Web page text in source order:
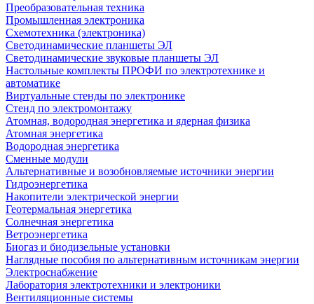
Преобразовательная техника
Промышленная электроника
Схемотехника (электроника)
Светодинамические планшеты ЭЛ
Светодинамические звуковые планшеты ЭЛ
Настольные комплекты ПРОФИ по электротехнике и
автоматике
Виртуальные стенды по электронике
Стенд по электромонтажу
Атомная, водородная энергетика и ядерная физика
Атомная энергетика
Водородная энергетика
Сменные модули
Альтернативные и возобновляемые источники энергии
Гидроэнергетика
Накопители электрической энергии
Геотермальная энергетика
Солнечная энергетика
Ветроэнергетика
Биогаз и биодизельные установки
Наглядные пособия по альтернативным источникам энергии
Электроснабжение
Лаборатория электротехники и электроники
Вентиляционные системы